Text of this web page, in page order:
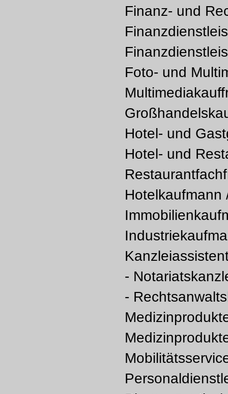
Finanz- und
Foto- und
Hotel- und
Hotel- und
Hotelkaufmann
-
-